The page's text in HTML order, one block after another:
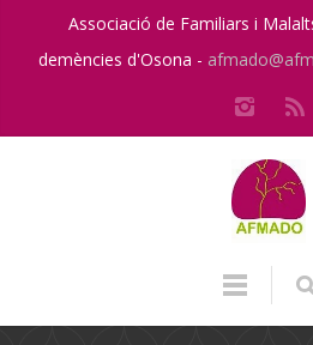
Associació de Familiars i
demències d'Osona -